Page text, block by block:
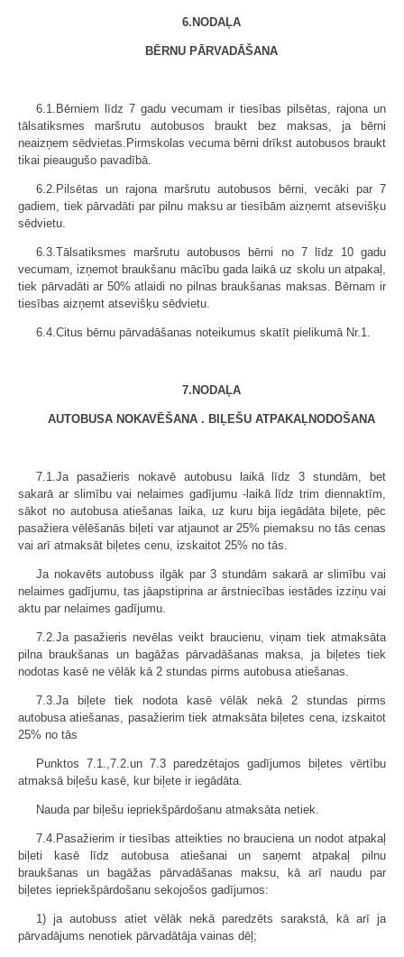
6.NODAĻA
BĒRNU PĀRVADĀŠANA
6.1.Bērniem līdz 7 gadu vecumam ir tiesības pilsētas, rajona un
tālsatiksmes maršrutu autobusos braukt bez maksas, ja bērni
neaizņem sēdvietas.Pirmskolas vecuma bērni drīkst autobusos braukt
tikai pieaugušo pavadībā.
6.2.Pilsētas un rajona maršrutu autobusos bērni, vecāki par 7
gadiem, tiek pārvadāti par pilnu maksu ar tiesībām aizņemt atsevišķu
sēdvietu.
6.3.Tālsatiksmes maršrutu autobusos bērni no 7 līdz 10 gadu
vecumam, izņemot braukšanu mācību gada laikā uz skolu un atpakaļ,
tiek pārvadāti ar 50% atlaidi no pilnas braukšanas maksas. Bērnam ir
tiesības aizņemt atsevišķu sēdvietu.
6.4.Citus bērnu pārvadāšanas noteikumus skatīt pielikumā Nr.1.
7.NODAĻA
AUTOBUSA NOKAVĒŠANA . BIĻEŠU ATPAKAĻNODOŠANA
7.1.Ja pasažieris nokavē autobusu laikā līdz 3 stundām, bet
sakarā ar slimību vai nelaimes gadījumu -laikā līdz trim diennaktīm,
sākot no autobusa atiešanas laika, uz kuru bija iegādāta biļete, pēc
pasažiera vēlēšanās biļeti var atjaunot ar 25% piemaksu no tās cenas
vai arī atmaksāt biļetes cenu, izskaitot 25% no tās.
Ja nokavēts autobuss ilgāk par 3 stundām sakarā ar slimību vai
nelaimes gadījumu, tas jāapstiprina ar ārstniecības iestādes izziņu vai
aktu par nelaimes gadījumu.
7.2.Ja pasažieris nevēlas veikt braucienu, viņam tiek atmaksāta
pilna braukšanas un bagāžas pārvadāšanas maksa, ja biļetes tiek
nodotas kasē ne vēlāk kā 2 stundas pirms autobusa atiešanas.
7.3.Ja biļete tiek nodota kasē vēlāk nekā 2 stundas pirms
autobusa atiešanas, pasažierim tiek atmaksāta biļetes cena, izskaitot
25% no tās
Punktos 7.1.,7.2.un 7.3 paredzētajos gadījumos biļetes vērtību
atmaksā biļešu kasē, kur biļete ir iegādāta.
Nauda par biļešu iepriekšpārdošanu atmaksāta netiek.
7.4.Pasažierim ir tiesības atteikties no brauciena un nodot atpakaļ
biļeti kasē līdz autobusa atiešanai un saņemt atpakaļ pilnu
braukšanas un bagāžas pārvadāšanas maksu, kā arī naudu par
biļetes iepriekšpārdošanu sekojošos gadījumos:
1) ja autobuss atiet vēlāk nekā paredzēts sarakstā, kā arī ja
pārvadājums nenotiek pārvadātāja vainas dēļ;